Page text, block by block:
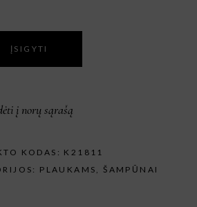
ĮSIGYTI
į norų sąrašą
KODAS: K21811
PLAUKAMS ,ŠAMPŪNAI